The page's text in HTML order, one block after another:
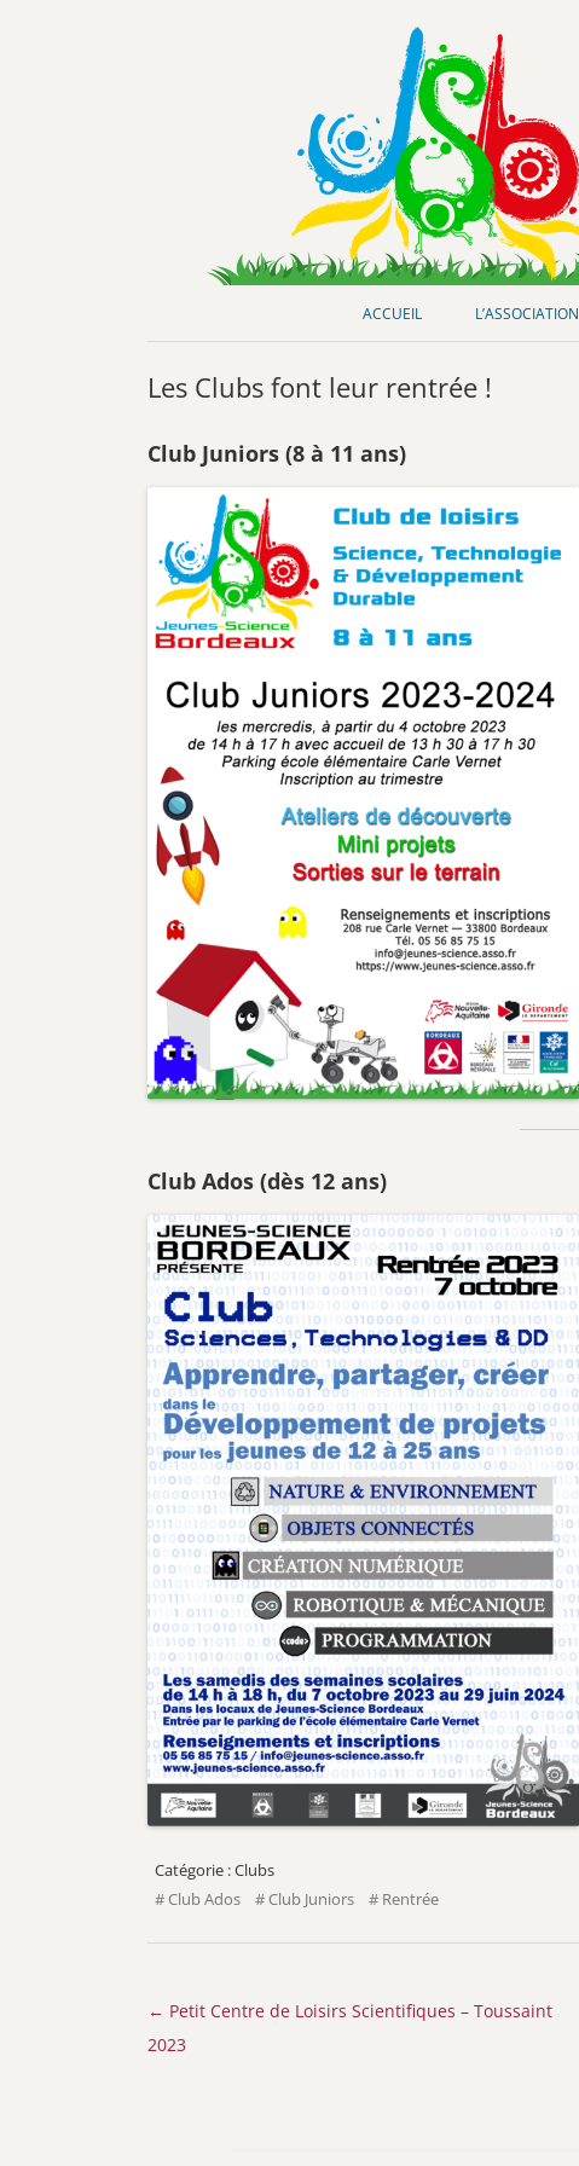
Jeunes-Science Bordeaux
ACCUEIL L’ASSOCIATION
Les Clubs font leur rentrée !
Club Juniors (8 à 11 ans)
Club Ados (dès 12 ans)
Clubs
Club Ados
Club Juniors Rentrée
Navigation
des
← Petit Centre de Loisirs Scientifiques – Toussaint
2023